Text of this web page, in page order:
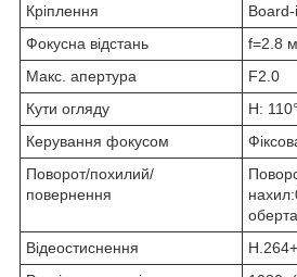
Кріплення
Board-
Фокусна відстань
f=2.8
Макс. апертура
F2.0
Кути огляду
H: 110°
Керування фокусом
Поворот/похилий/
повернення
Відеостиснення